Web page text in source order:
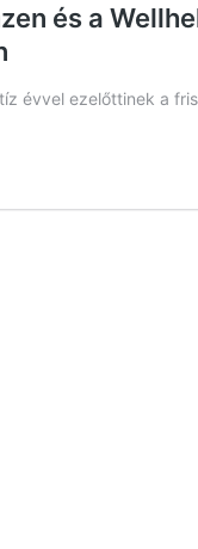
és a
évvel ezelőttinek a